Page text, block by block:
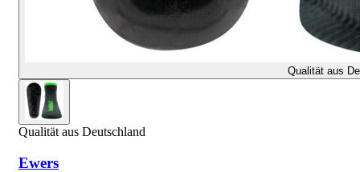
Qualität aus
Qualität aus Deutschland
Ewers